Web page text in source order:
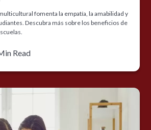
fomenta la empatía, la amabilidad y
Descubra más sobre los beneficios de
Read